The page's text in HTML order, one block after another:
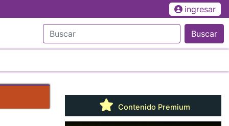
ingresar
Buscar
Contenido Premium